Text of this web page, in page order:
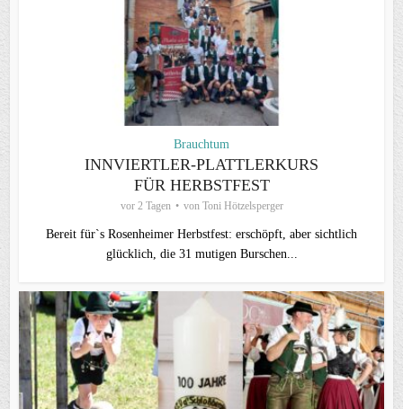
Brauchtum
INNVIERTLER-PLATTLERKURS
FÜR HERBSTFEST
vor 2 Tagen von Toni Hötzelsperger
Bereit für`s Rosenheimer Herbstfest: erschöpft, aber sichtlich
glücklich, die 31 mutigen Burschen...